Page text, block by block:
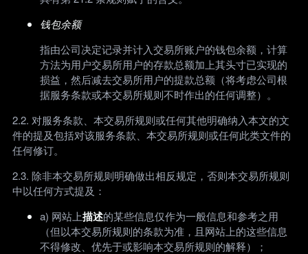
钱包余额
指由公司决定记录并计入交易所账户的钱包余额，计算
方法为用户交易所用户的存款总额加上其头寸已实现的
损益，然后减去交易所用户的提款总额（将考虑公司根
据服务条款或本交易所规则不时作出的任何调整）。
2.2. 对服务条款、本交易所规则或任何其他明确纳入本文的文
件的提及包括对该服务条款、本交易所规则或任何此类文件的
任何修订。
2.3. 除非本交易所规则明确做出相反规定，否则本交易所规则
中以任何方式提及：
a) 网站上描述的某些信息仅作为一般信息和参考之用
（但以本交易所规则的条款为准，且网站上的这些信息
不得修改、优先于或影响本交易所规则的解释）；